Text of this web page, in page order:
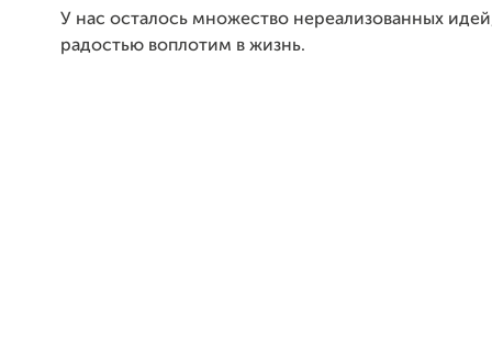
У нас осталось множество нереализованных
радостью воплотим в жизнь.